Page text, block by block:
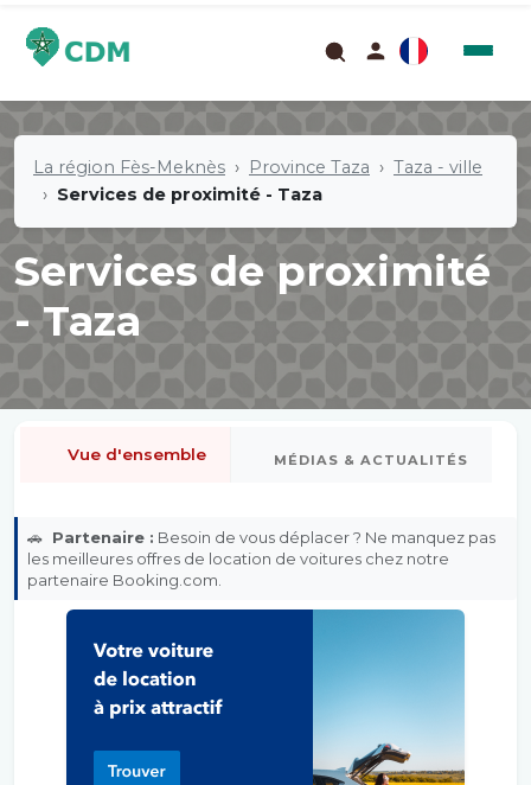
La région Fès-Meknès Province Taza
Taza - ville
Services de proximité - Taza
Services de proximité
- Taza
Vue d'ensemble MÉDIAS & ACTUALITÉS
🚗 Partenaire : Besoin de vous déplacer ? Ne manquez pas
les meilleures offres de location de voitures chez notre
partenaire Booking.com.